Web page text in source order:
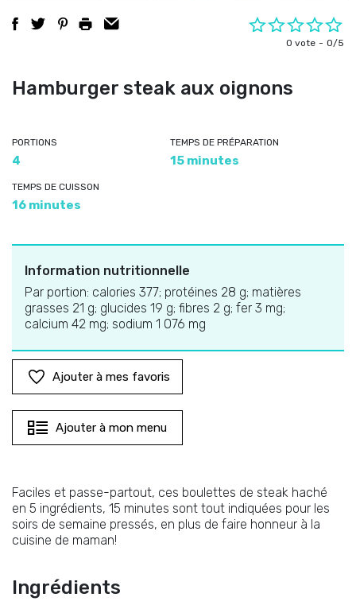
0 vote 0/5
Hamburger steak aux oignons
PORTIONS
4
TEMPS DE PRÉPARATION
15 minutes
TEMPS DE CUISSON
16 minutes
Information nutritionnelle
Par portion: calories 377; protéines 28 g; matières
grasses 21 g; glucides 19 g; fibres 2 g; fer 3 mg;
calcium 42 mg; sodium 1 076 mg
Ajouter à mes favoris
Ajouter à mon menu
Faciles et passe-partout, ces boulettes de steak haché
en 5 ingrédients, 15 minutes sont tout indiquées pour les
soirs de semaine pressés, en plus de faire honneur à la
cuisine de maman!
Ingrédients